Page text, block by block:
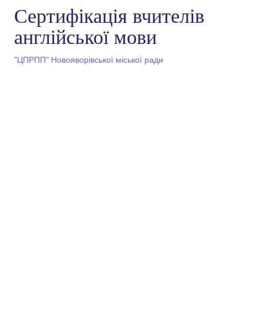
Сертифікація вчителів
англійської мови
"ЦПРПП" Новояворівської міської ради